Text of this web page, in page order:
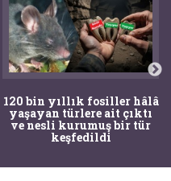
120 bin yıllık fosiller hâlâ
yaşayan türlere ait çıktı
ve nesli kurumuş bir tür
keşfedildi